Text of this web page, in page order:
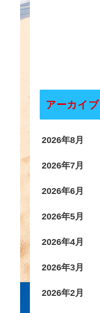
アーカイブ
2026年8月
2026年7月
2026年6月
2026年5月
2026年4月
2026年3月
2026年2月